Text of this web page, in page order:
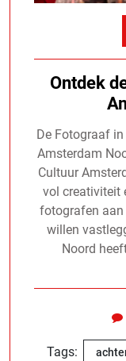
Ontdek
De Fotograaf
Amsterdam
Cultuur
vol creativiteit
fotografen aan
willen
Noord
Tags: